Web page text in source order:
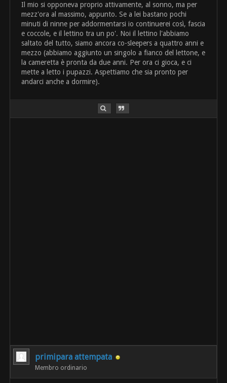
Il mio si opponeva proprio attivamente, al sonno, ma per
mezz'ora al massimo, appunto. Se a lei bastano pochi
minuti di ninne per addormentarsi io continuerei così, fascia
e coccole, e il lettino tra un po'. Noi il lettino l'abbiamo
saltato del tutto, siamo ancora co-sleepers a quattro anni e
mezzo (abbiamo aggiunto un singolo a fianco del lettone, e
la cameretta è pronta da due anni. Per ora ci gioca, e ci
mette a letto i pupazzi. Aspettiamo che sia pronto per
andarci anche a dormire).
primipara attempata
Membro ordinario